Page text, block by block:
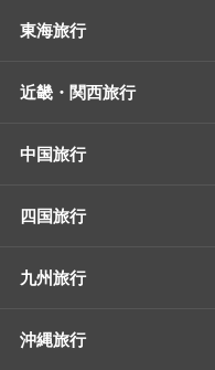
東海旅行
近畿・関西旅行
中国旅行
四国旅行
九州旅行
沖縄旅行